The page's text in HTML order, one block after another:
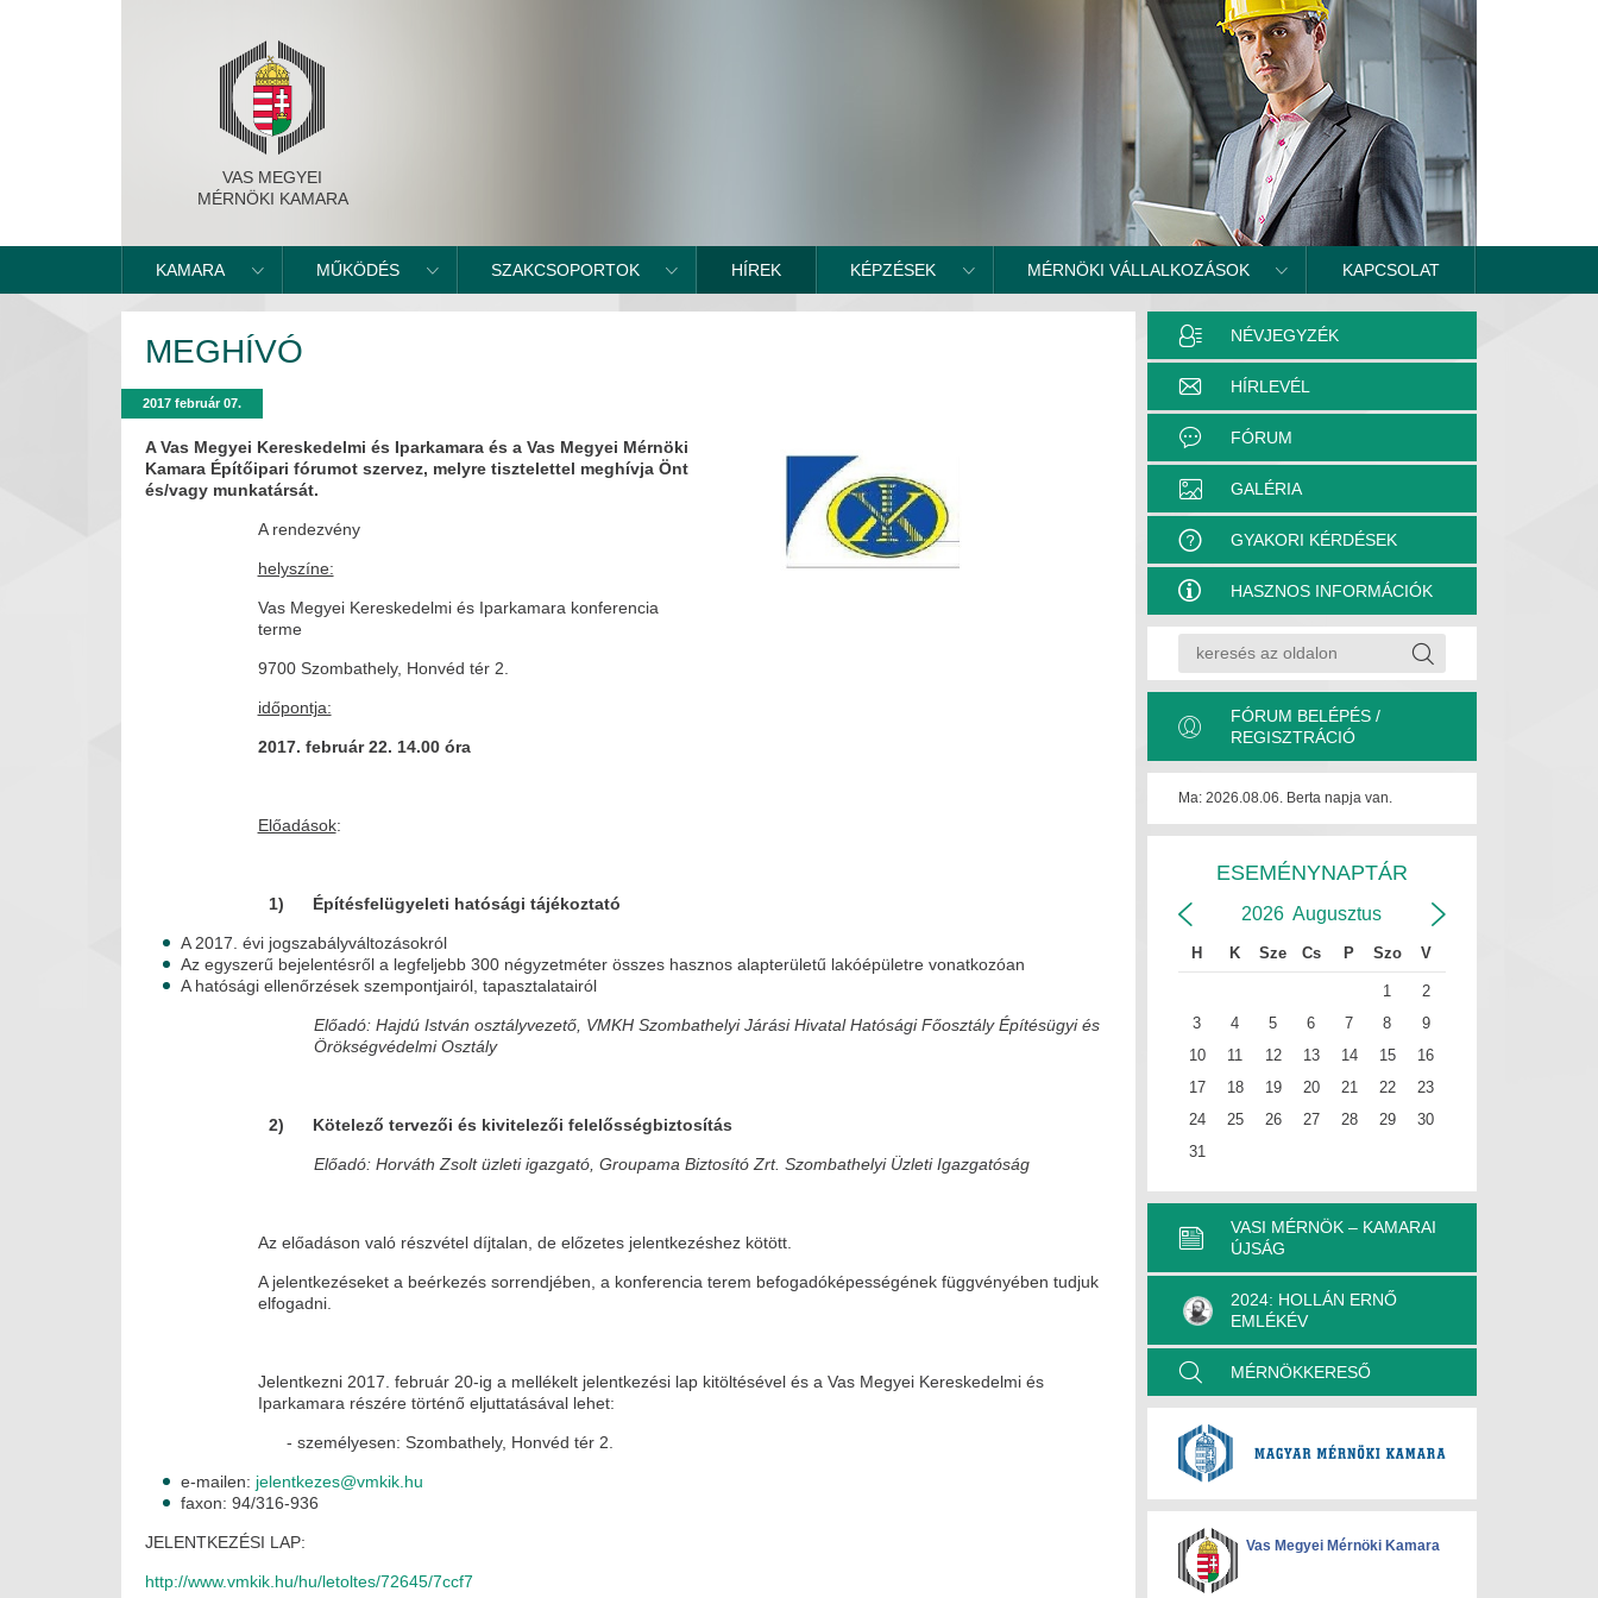
VAS MEGYEI
MÉRNÖKI KAMARA
KAMARA MŰKÖDÉS SZAKCSOPORTOK HÍREK KÉPZÉSEK MÉRNÖKI VÁLLALKOZÁSOK KAPCSOLAT
MEGHÍVÓ
2017 február 07.
A Vas Megyei Kereskedelmi és Iparkamara és a Vas Megyei Mérnöki
Kamara Építőipari fórumot szervez, melyre tisztelettel meghívja Önt
és/vagy munkatársát.
A rendezvény
helyszíne:
Vas Megyei Kereskedelmi és Iparkamara konferencia
terme
9700 Szombathely, Honvéd tér 2.
időpontja:
2017. február 22. 14.00 óra
Előadások:
1) Építésfelügyeleti hatósági tájékoztató
A 2017. évi jogszabályváltozásokról
Az egyszerű bejelentésről a legfeljebb 300 négyzetméter összes hasznos alapterületű lakóépületre vonatkozóan
A hatósági ellenőrzések szempontjairól, tapasztalatairól
Előadó: Hajdú István osztályvezető, VMKH Szombathelyi Járási Hivatal Hatósági Főosztály Építésügyi és
Örökségvédelmi Osztály
2) Kötelező tervezői és kivitelezői felelősségbiztosítás
Előadó: Horváth Zsolt üzleti igazgató, Groupama Biztosító Zrt. Szombathelyi Üzleti Igazgatóság
Az előadáson való részvétel díjtalan, de előzetes jelentkezéshez kötött.
A jelentkezéseket a beérkezés sorrendjében, a konferencia terem befogadóképességének függvényében tudjuk
elfogadni.
Jelentkezni 2017. február 20-ig a mellékelt jelentkezési lap kitöltésével és a Vas Megyei Kereskedelmi és
Iparkamara részére történő eljuttatásával lehet:
- személyesen: Szombathely, Honvéd tér 2.
e-mailen: jelentkezes@vmkik.hu
faxon: 94/316-936
JELENTKEZÉSI LAP:
http://www.vmkik.hu/hu/letoltes/72645/7ccf7
NÉVJEGYZÉK
HÍRLEVÉL
FÓRUM
GALÉRIA
GYAKORI KÉRDÉSEK
HASZNOS INFORMÁCIÓK
FÓRUM BELÉPÉS /
REGISZTRÁCIÓ
Ma: 2026.08.06. Berta napja van.
ESEMÉNYNAPTÁR
2026 Augusztus
H K Sze Cs P Szo V
1
2
3
4 5 6 7 8
9
10
11 12 13 14 15
16
17
18 19 20 21 22
23
24
25 26 27 28 29
30
31
VASI MÉRNÖK – KAMARAI
ÚJSÁG
2024: HOLLÁN ERNŐ
EMLÉKÉV
MÉRNÖKKERESŐ
Vas Megyei Mérnöki Kamara